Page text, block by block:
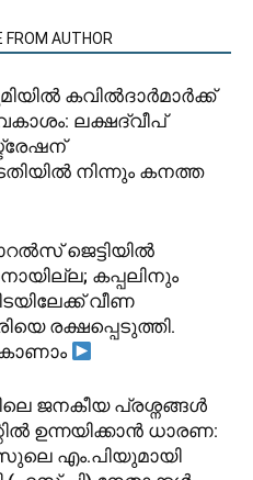
FROM AUTHOR
കവിൽദാർമാർക്ക്
ലക്ഷദ്വീപ്
നിന്നും കനത്ത
ജെട്ടിയിൽ
കപ്പലിനും
വീണ
രക്ഷപ്പെടുത്തി.
ജനകീയ പ്രശ്നങ്ങൾ
ഉന്നയിക്കാൻ ധാരണ:
എം.പിയുമായി